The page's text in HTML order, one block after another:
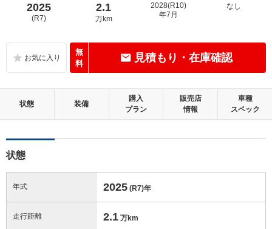
2025
(R7)
2.1
万km
2028(R10)
年7月
なし
無
料
見積もり・在庫確認
状態 装備
購入
プラン
販売店
情報
車種
スペック
状態
年式 2025 (R7)年
走行距離 2.1 万km